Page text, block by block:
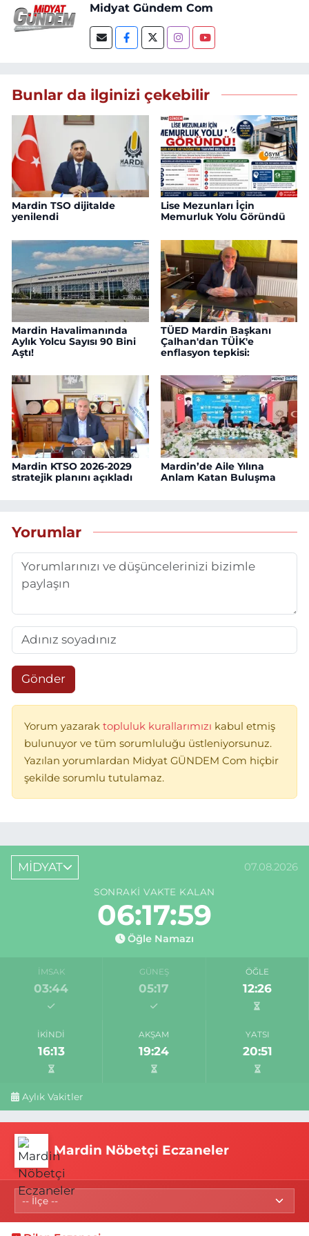
Midyat Gündem Com
Bunlar da ilginizi çekebilir
Mardin TSO dijitalde
yenilendi
Lise Mezunları İçin
Memurluk Yolu Göründü
Mardin Havalimanında
Aylık Yolcu Sayısı 90 Bini
Aştı!
TÜED Mardin Başkanı
Çalhan'dan TÜİK'e
enflasyon tepkisi:
Mardin KTSO 2026-2029
stratejik planını açıkladı
Mardin’de Aile Yılına
Anlam Katan Buluşma
Yorumlar
Gönder
Yorum yazarak topluluk kurallarımızı kabul etmiş
bulunuyor ve tüm sorumluluğu üstleniyorsunuz.
Yazılan yorumlardan Midyat GÜNDEM Com hiçbir
şekilde sorumlu tutulamaz.
MİDYAT 07.08.2026
SONRAKI VAKTE KALAN
06:17:59
Öğle Namazı
İMSAK
03:44
GÜNEŞ
05:17
ÖĞLE
12:26
İKINDI
16:13
AKŞAM
19:24
YATSI
20:51
Aylık Vakitler
Mardin Nöbetçi Eczaneler